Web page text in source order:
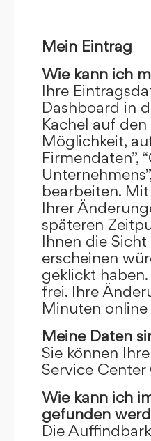
Mein Eintrag
Wie kann ich
Ihre
Dashboard in
Kachel auf
Möglichkeit,
Firmendaten”,
bearbeiten.
Ihrer
späteren
Ihnen die
erscheinen
geklickt
frei. Ihre
Minuten
Meine Daten
Sie können
Service
Wie kann ich
gefunden
Die